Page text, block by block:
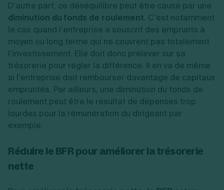
D’autre part, ce déséquilibre peut être causé par une
diminution du fonds de roulement. C’est notamment
le cas quand l’entreprise a souscrit des emprunts à
moyen ou long terme qui ne couvrent pas totalement
l’investissement. Elle doit donc prélever sur sa
trésorerie pour régler la différence. Il en va de même
si l’entreprise doit rembourser davantage de capitaux
empruntés. Par ailleurs, une diminution du fonds de
roulement peut être le résultat de dépenses trop
lourdes pour la rémunération du dirigeant par
exemple.
Réduire le BFR pour améliorer la trésorerie
nette